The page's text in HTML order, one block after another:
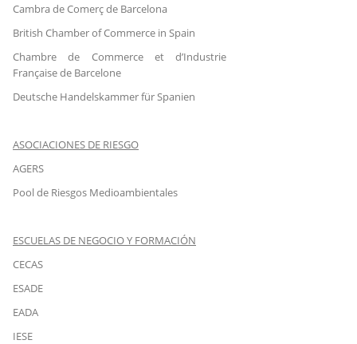
Cambra de Comerç de Barcelona
British Chamber of Commerce in Spain
Chambre de Commerce et d’Industrie
Française de Barcelone
Deutsche Handelskammer für Spanien
ASOCIACIONES DE RIESGO
AGERS
Pool de Riesgos Medioambientales
ESCUELAS DE NEGOCIO Y FORMACIÓN
CECAS
ESADE
EADA
IESE